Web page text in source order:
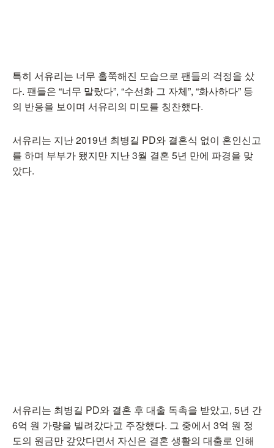
특히 서유리는 너무 홀쭉해진 모습으로 팬들의 걱정을 샀
다. 팬들은 “너무 말랐다”, “수선화 그 자체”, “화사하다” 등
의 반응을 보이며 서유리의 미모를 칭찬했다.
서유리는 지난 2019년 최병길 PD와 결혼식 없이 혼인신고
를 하며 부부가 됐지만 지난 3월 결혼 5년 만에 파경을 맞
았다.
서유리는 최병길 PD와 결혼 후 대출 독촉을 받았고, 5년 간
6억 원 가량을 빌려갔다고 주장했다. 그 중에서 3억 원 정
도의 원금만 갚았다면서 자신은 결혼 생활의 대출로 인해